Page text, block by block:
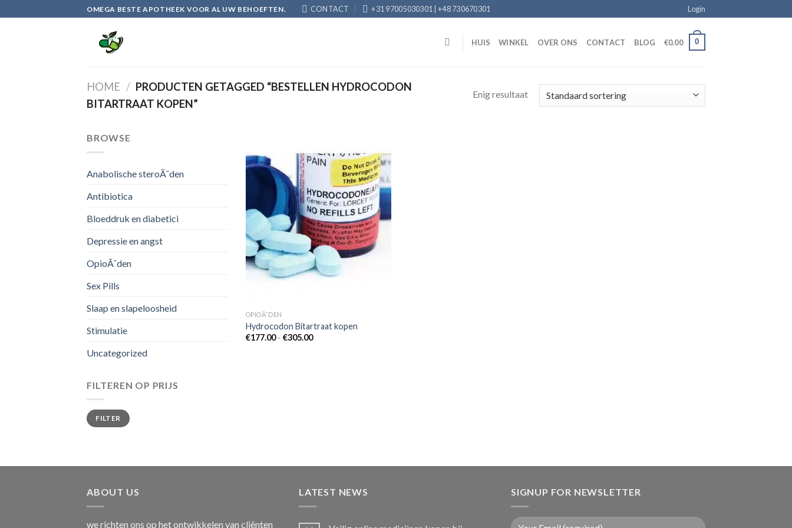
to
OMEGA BESTE APOTHEEK VOOR AL UW BEHOEFTEN. CONTACT +31 97005030301 | +48 730670301 Login
HUIS WINKEL OVER ONS CONTACT BLOG €0.00 0
HOME / PRODUCTEN GETAGGED “BESTELLEN HYDROCODON
BITARTRAAT KOPEN”
Enig resultaat
BROWSE
Anabolische steroÃ¯den
Antibiotica
Bloeddruk en diabetici
Depressie en angst
OpioÃ¯den
Sex Pills
Slaap en slapeloosheid
Stimulatie
Uncategorized
FILTEREN OP PRIJS
Min.
prijs
Max.
prijsFILTER
Add to
wishlist
OPIOÃ¯DEN
Hydrocodon Bitartraat kopen
€177.00 - €305.00Prijsklasse:
ABOUT US
we richten ons op het ontwikkelen van cliënten
LATEST NEWS SIGNUP FOR NEWSLETTER